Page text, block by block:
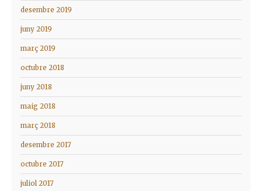
desembre 2019
juny 2019
març 2019
octubre 2018
juny 2018
maig 2018
març 2018
desembre 2017
octubre 2017
juliol 2017